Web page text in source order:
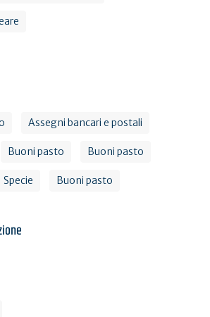
Assegni bancari e postali
Buoni pasto Buoni pasto
Specie Buoni pasto